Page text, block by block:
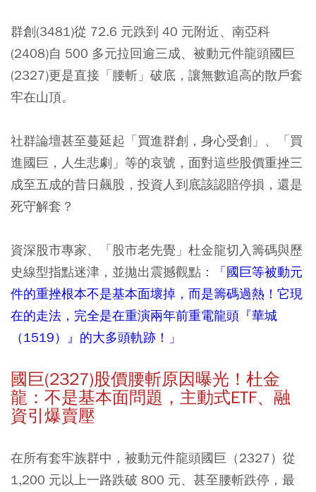
群創(3481)從 72.6 元跌到 40 元附近、南亞科
(2408)自 500 多元拉回逾三成、被動元件龍頭國巨
(2327)更是直接「腰斬」破底，讓無數追高的散戶套
牢在山頂。
社群論壇甚至蔓延起「買進群創，身心受創」、「買
進國巨，人生悲劇」等的哀號，面對這些股價重挫三
成至五成的昔日飆股，投資人到底該認賠停損，還是
死守解套？
資深股市專家、「股市老先覺」杜金龍切入籌碼與歷
史線型指點迷津，並拋出震撼觀點：
「國巨等被動元
件的重挫根本不是基本面壞掉，而是籌碼過熱！它現
在的走法，完全是在重演兩年前重電龍頭『華城
（1519）』的大多頭軌跡！」
國巨(2327)股價腰斬原因曝光！杜金
龍：不是基本面問題，主動式ETF、融
資引爆賣壓
在所有套牢族群中，被動元件龍頭國巨（2327）從
1,200 元以上一路跌破 800 元、甚至腰斬跌停，最